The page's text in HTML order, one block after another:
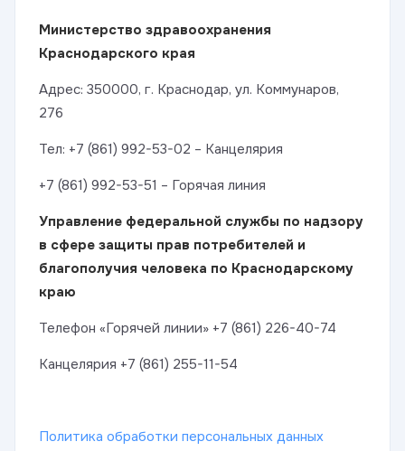
Министерство здравоохранения
Краснодарского края
Адрес: 350000, г. Краснодар, ул. Коммунаров,
276
Тел: +7 (861) 992-53-02 – Канцелярия
+7 (861) 992-53-51 – Горячая линия
Управление федеральной службы по надзору
в сфере защиты прав потребителей и
благополучия человека по Краснодарскому
краю
Телефон «Горячей линии» +7 (861) 226-40-74
Канцелярия +7 (861) 255-11-54
Политика обработки персональных данных